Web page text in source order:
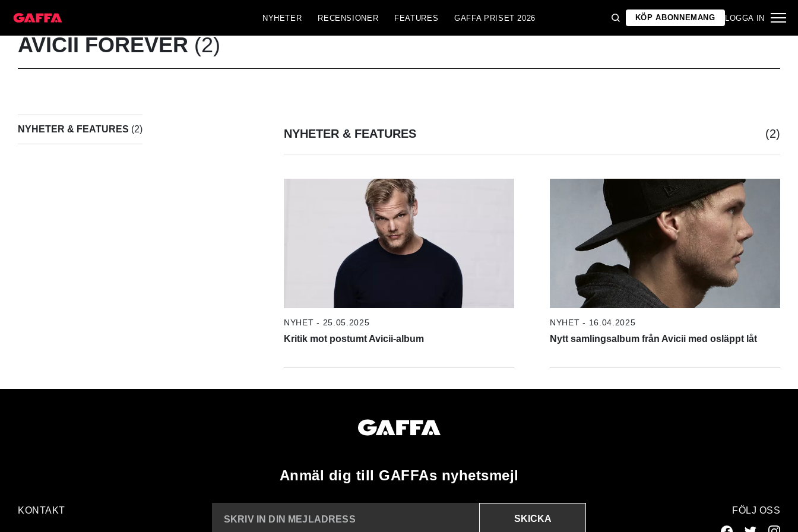
NYHETER RECENSIONER FEATURES GAFFA PRISET 2026 KÖP ABONNEMANG LOGGA IN
AVICII FOREVER (2)
NYHETER & FEATURES (2) NYHETER & FEATURES (2)
NYHET - 25.05.2025
Kritik mot postumt Avicii-album
NYHET - 16.04.2025
Nytt samlingsalbum från Avicii med osläppt låt
Anmäl dig till GAFFAs nyhetsmejl
KONTAKT
SKRIV IN DIN MEJLADRESS
SKICKA
FÖLJ OSS